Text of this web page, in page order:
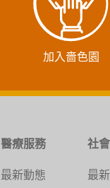
加入嗇色園
醫療服務
最新動態
社
最